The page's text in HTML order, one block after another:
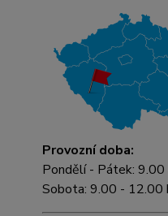
Provozní doba:
Pondělí - Pátek:
Sobota: 9.00 - 12.00